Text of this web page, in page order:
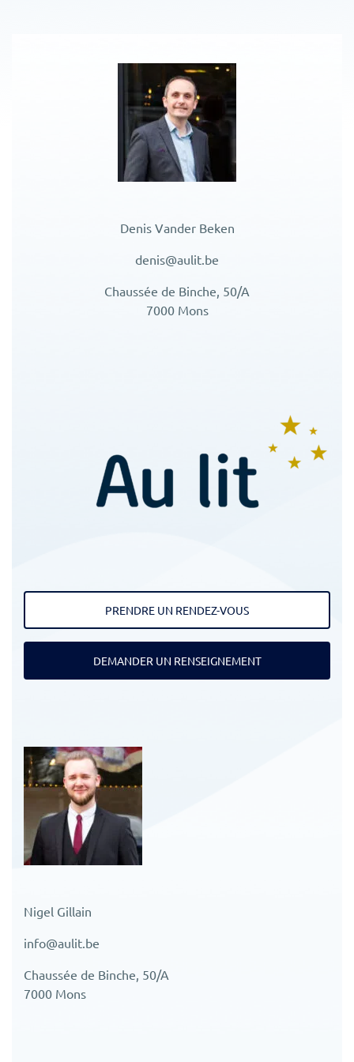
Denis Vander Beken
denis@aulit.be
Chaussée de Binche, 50/A
7000 Mons
PRENDRE UN RENDEZ-VOUS
DEMANDER UN RENSEIGNEMENT
Nigel Gillain
info@aulit.be
Chaussée de Binche, 50/A
7000 Mons